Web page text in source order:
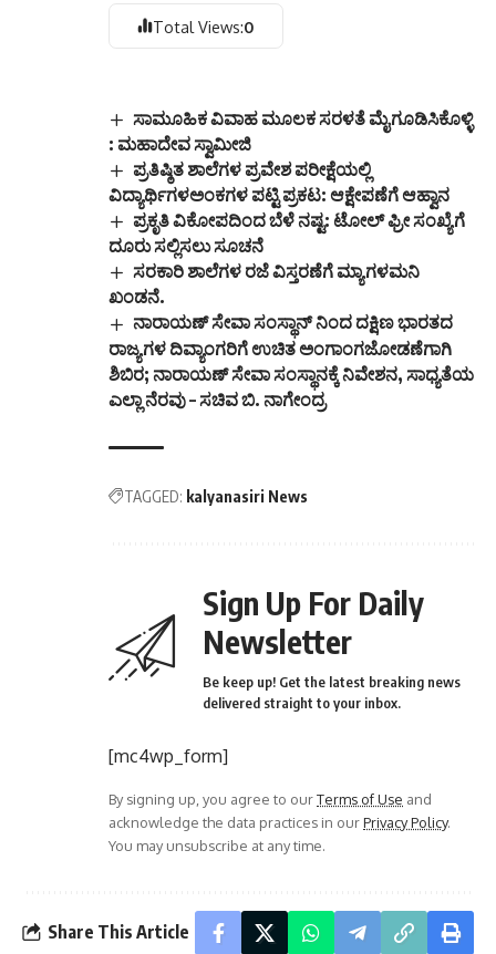
Total Views:0
ಸಾಮೂಹಿಕ ವಿವಾಹ ಮೂಲಕ ಸರಳತೆ ಮೈಗೂಡಿಸಿಕೊಳ್ಳಿ
: ಮಹಾದೇವ ಸ್ವಾಮೀಜಿ
ಪ್ರತಿಷ್ಠಿತ ಶಾಲೆಗಳ ಪ್ರವೇಶ ಪರೀಕ್ಷೆಯಲ್ಲಿ
ವಿದ್ಯಾರ್ಥಿಗಳಅಂಕಗಳ ಪಟ್ಟಿ ಪ್ರಕಟ: ಆಕ್ಷೇಪಣೆಗೆ ಆಹ್ವಾನ
ಪ್ರಕೃತಿ ವಿಕೋಪದಿಂದ ಬೆಳೆ ನಷ್ಟ: ಟೋಲ್ ಫ್ರೀ ಸಂಖ್ಯೆಗೆ
ದೂರು ಸಲ್ಲಿಸಲು ಸೂಚನೆ
ಸರಕಾರಿ ಶಾಲೆಗಳ ರಜೆ ವಿಸ್ತರಣೆಗೆ ಮ್ಯಾಗಳಮನಿ
ಖಂಡನೆ.
ನಾರಾಯಣ್‌ ಸೇವಾ ಸಂಸ್ಥಾನ್‌ ನಿಂದ ದಕ್ಷಿಣ ಭಾರತದ
ರಾಜ್ಯಗಳ ದಿವ್ಯಾಂಗರಿಗೆ ಉಚಿತ ಅಂಗಾಂಗಜೋಡಣೆಗಾಗಿ
ಶಿಬಿರ; ನಾರಾಯಣ್‌ ಸೇವಾ ಸಂಸ್ಥಾನಕ್ಕೆ ನಿವೇಶನ, ಸಾಧ್ಯತೆಯ
ಎಲ್ಲಾ ನೆರವು – ಸಚಿವ ಬಿ. ನಾಗೇಂದ್ರ
TAGGED: kalyanasiri News
Sign Up For Daily
Newsletter
Be keep up! Get the latest breaking news
delivered straight to your inbox.
[mc4wp_form]
By signing up, you agree to ourTerms of Use and
acknowledge the data practices in ourPrivacy Policy.
You may unsubscribe at any time.
Share This Article